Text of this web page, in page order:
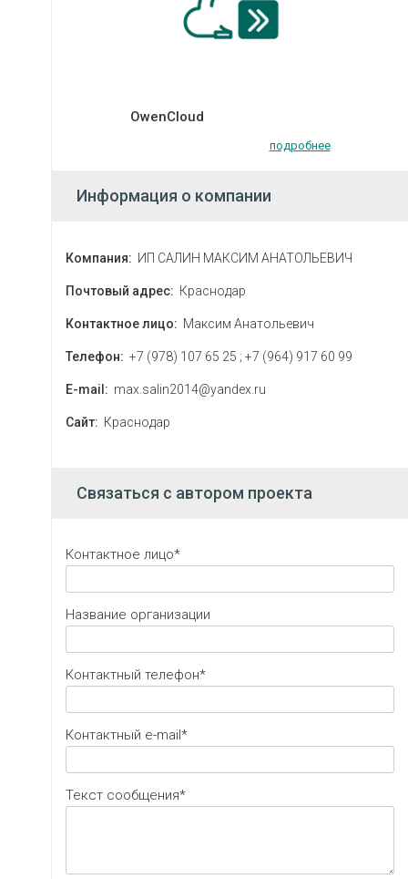
OwenCloud
подробнее
Информация о компании
Компания: ИП САЛИН МАКСИМ АНАТОЛЬЕВИЧ
Почтовый адрес: Краснодар
Контактное лицо: Максим Анатольевич
Телефон: +7 (978) 107 65 25 ; +7 (964) 917 60 99
E-mail: max.salin2014@yandex.ru
Сайт: Краснодар
Связаться с автором проекта
Контактное лицо*
Название организации
Контактный телефон*
Контактный e-mail*
Текст сообщения*